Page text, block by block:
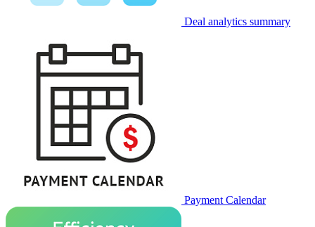
Deal analytics summary
Payment Calendar